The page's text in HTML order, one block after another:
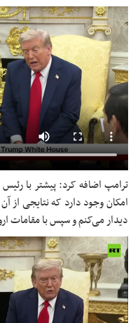
ترامپ اضافه کرد:پیشتربا
امکان وجود دارد که نتایجی از
دیدار می‌کنم و سپس با مقامات